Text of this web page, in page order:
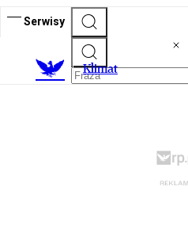
Serwisy
Klimat